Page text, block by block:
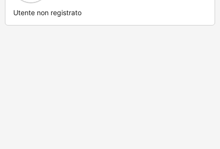
Utente non registrato